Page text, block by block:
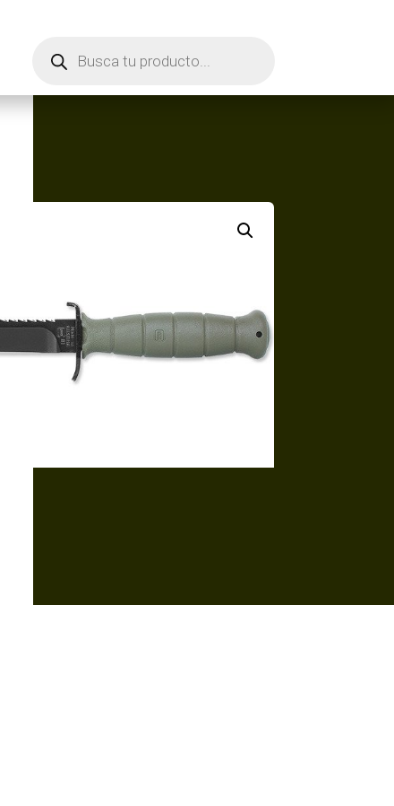
productos